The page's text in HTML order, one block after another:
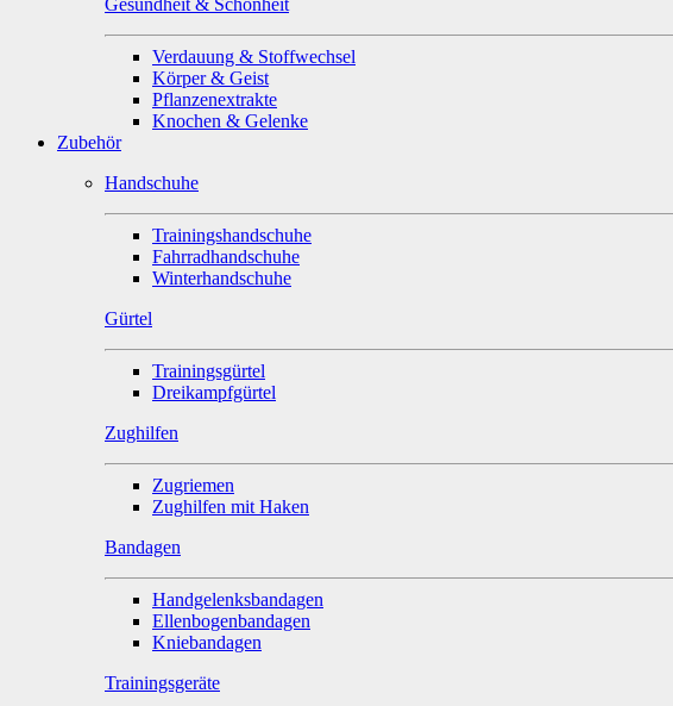
Verdauung & Stoffwechsel
Körper & Geist
Pflanzenextrakte
Knochen & Gelenke
Zubehör
Handschuhe
Trainingshandschuhe
Fahrradhandschuhe
Winterhandschuhe
Gürtel
Trainingsgürtel
Dreikampfgürtel
Zughilfen
Zugriemen
Zughilfen mit Haken
Bandagen
Handgelenksbandagen
Ellenbogenbandagen
Kniebandagen
Trainingsgeräte